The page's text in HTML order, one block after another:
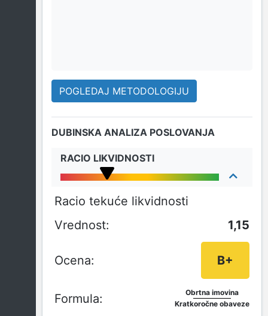
POGLEDAJ METODOLOGIJU
DUBINSKA ANALIZA POSLOVANJA
RACIO LIKVIDNOSTI
Racio tekuće likvidnosti
1,15
B+
Obrtna imovina
Kratkoročne obaveze